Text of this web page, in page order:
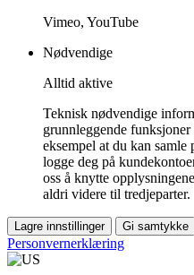
Vimeo, YouTube
Nødvendige
Alltid aktive
Teknisk nødvendige
grunnleggende
eksempel at du kan
logge deg på
oss å knytte
aldri videre til tredjeparter.
Lagre innstillinger Gi samtykke
Personvernerklæring